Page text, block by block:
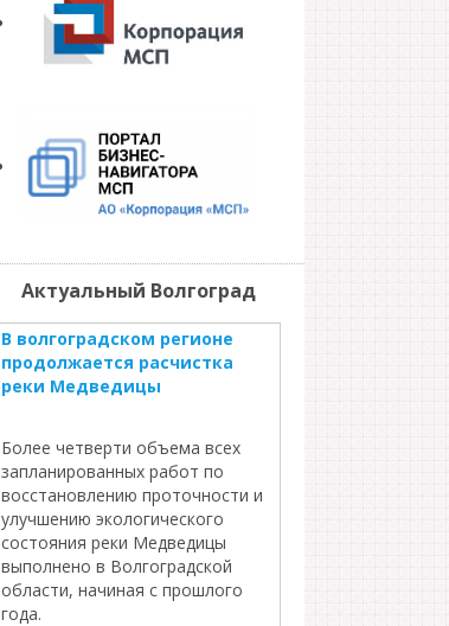
Актуальный Волгоград
В волгоградском регионе
продолжается расчистка
реки Медведицы
Более четверти объема всех
запланированных работ по
восстановлению проточности и
улучшению экологического
состояния реки Медведицы
выполнено в Волгоградской
области, начиная с прошлого
года.